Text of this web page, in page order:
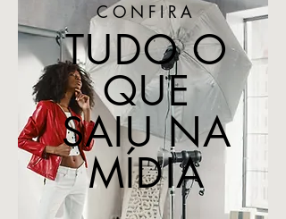
CONFIRA
TUDO O
QUE
SAIU NA
MÍDIA